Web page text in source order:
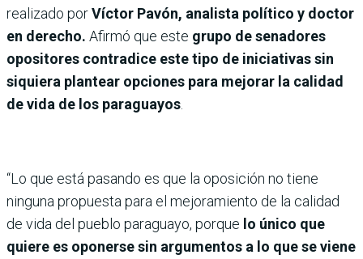
realizado porVíctor Pavón, analista político y doctor
en derecho. Afirmó que este grupo de senadores
opositores contradice este tipo de iniciativas sin
siquiera plantear opciones para mejorar la calidad
de vida de los paraguayos
“Lo que está pasando es que la oposición no tiene
ninguna propuesta para el mejoramiento de la calidad
de vida del pueblo paraguayo, porque lo único que
quiere es oponerse sin argumentos a lo que se viene